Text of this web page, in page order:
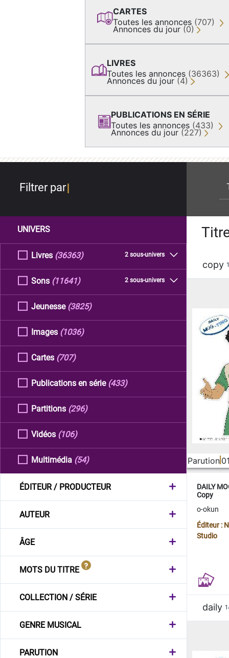
CARTES
Toutes les annonces (707)
Annonces du jour (0)
LIVRES
Toutes les annonces (36363)
Annonces du jour (4)
PUBLICATIONS EN SÉRIE
Toutes les annonces (433)
Annonces du jour (227)
Filtrer par
UNIVERS
Livres 2 sous-univers
(36363)
Sons 2 sous-univers
(11641)
Jeunesse (3825)
Images (1036)
Cartes (707)
Publications en série (433)
Partitions (296)
Vidéos (106)
Multimédia (54)
ÉDITEUR / PRODUCTEUR
AUTEUR
ÂGE
MOTS DU TITRE
COLLECTION / SÉRIE
GENRE MUSICAL
PARUTION
copy
Parution
DAILY
Copy
o-okun
Éditeur :
Studio
daily